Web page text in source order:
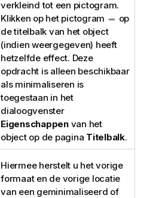
verkleind tot een pictogram.
Klikken op het pictogram
op
de titelbalk van het object
(indien weergegeven) heeft
hetzelfde effect. Deze
opdracht is alleen beschikbaar
als minimaliseren is
toegestaan in het
dialoogvenster
Eigenschappenvan het
object op de pagina Titelbalk.
Hiermee herstelt u het vorige
formaat en de vorige locatie
van een geminimaliseerd of